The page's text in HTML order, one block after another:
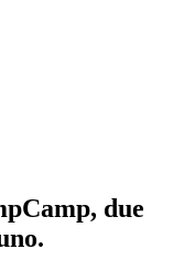
due